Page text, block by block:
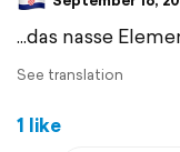
...das nasse
See translation
1 like